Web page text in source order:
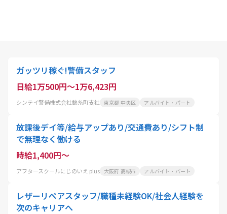
ガッツリ稼ぐ!警備スタッフ
日給1万500円～1万6,423円
シンテイ警備株式会社錦糸町支社 東京都 中央区 アルバイト・パート
放課後デイ等/給与アップあり/交通費あり/シフト制
で無理なく働ける
時給1,400円～
アフタースクールにじのいえ plus 大阪府 高槻市 アルバイト・パート
レザーリペアスタッフ/職種未経験OK/社会人経験を
次のキャリアへ